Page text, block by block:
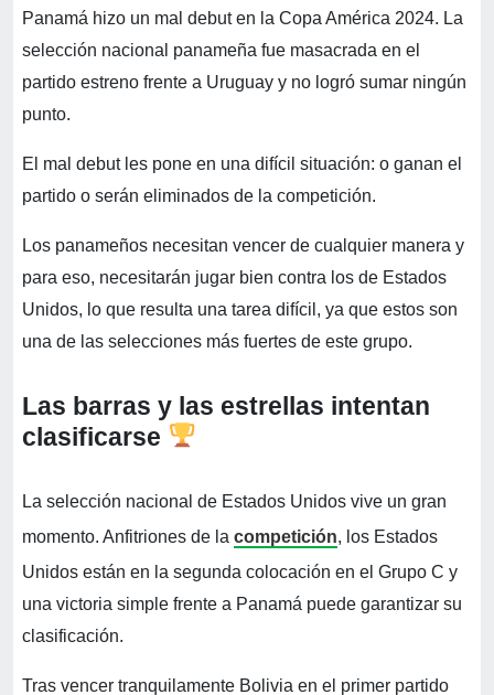
Panamá hizo un mal debut en la Copa América 2024. La
selección nacional panameña fue masacrada en el
partido estreno frente a Uruguay y no logró sumar ningún
punto.
El mal debut les pone en una difícil situación: o ganan el
partido o serán eliminados de la competición.
Los panameños necesitan vencer de cualquier manera y
para eso, necesitarán jugar bien contra los de Estados
Unidos, lo que resulta una tarea difícil, ya que estos son
una de las selecciones más fuertes de este grupo.
Las barras y las estrellas intentan
clasificarse
La selección nacional de Estados Unidos vive un gran
momento. Anfitriones de la competición, los Estados
Unidos están en la segunda colocación en el Grupo C y
una victoria simple frente a Panamá puede garantizar su
clasificación.
Tras vencer tranquilamente Bolivia en el primer partido